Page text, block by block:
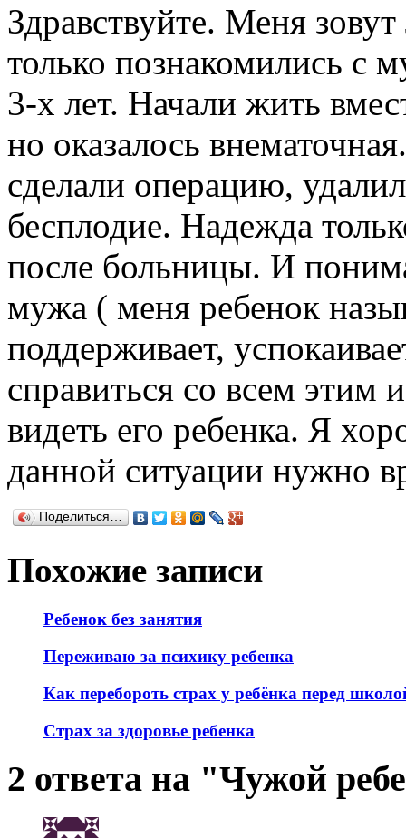
Здравствуйте. Меня
только познакомились с
3-х лет. Начали жить
но оказалось
сделали операцию,
бесплодие. Надежда
после больницы. И
мужа ( меня ребенок
поддерживает,
справиться со всем этим
видеть его ребенка. Я
данной ситуации нужно
Поделиться…
Похожие записи
Ребенок без занятия
Переживаю за психику ребенка
Как перебороть страх у ребёнка перед
Страх за здоровье ребенка
2 ответа на "Чужой